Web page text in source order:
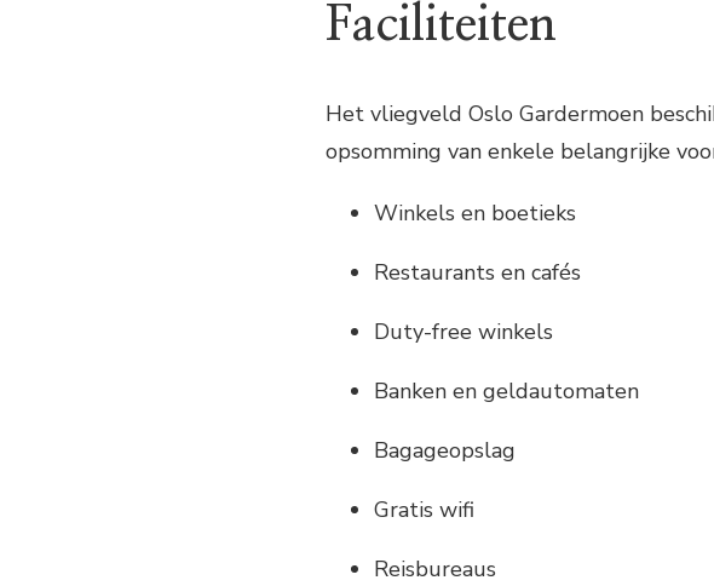
Faciliteiten
Het vliegveld Oslo Gardermoen
opsomming van enkele belangrijke
Winkels en boetieks
Restaurants en cafés
Duty-free winkels
Banken en geldautomaten
Bagageopslag
Gratis wifi
Reisbureaus